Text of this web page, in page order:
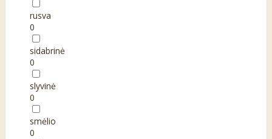
rusva
0
sidabrinė
0
slyvinė
0
smėlio
0